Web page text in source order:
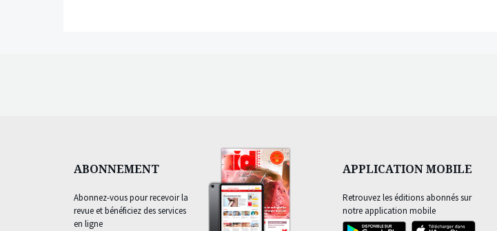
ABONNEMENT
Abonnez-vous pour recevoir la
revue et bénéficiez des services
en ligne
APPLICATION MOBILE
Retrouvez les éditions abonnés sur
notre application mobile